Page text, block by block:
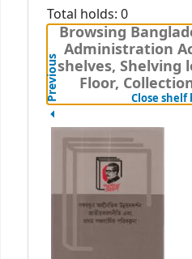
Total holds: 0
Browsing
Administration
shelves, Shelving
Floor,
Close shelf
Previous